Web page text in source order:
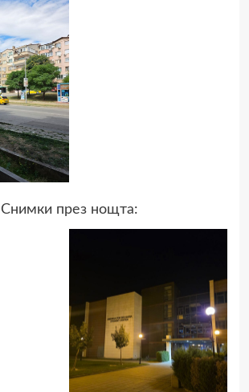
Снимки през нощта: